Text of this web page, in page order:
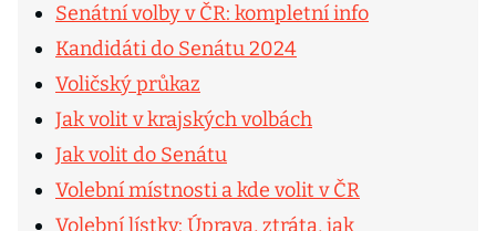
Senátní volby v ČR: kompletní info
Kandidáti do Senátu 2024
Voličský průkaz
Jak volit v krajských volbách
Jak volit do Senátu
Volební místnosti a kde volit v ČR
Volební lístky: Úprava, ztráta, jak